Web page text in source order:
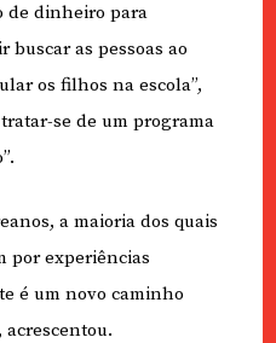
de dinheiro para
buscar as pessoas ao
os filhos na escola”,
se de um programa
a maioria dos quais
por experiências
é um novo caminho
acrescentou.